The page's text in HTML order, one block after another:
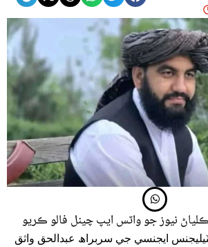
نيوز جو واٽس ايپ چينل فالو ڪريو
ايجنسي جي سربراھ عبدالحق واثق